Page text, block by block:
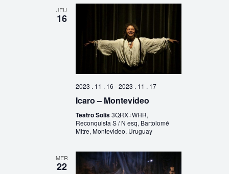
JEU
16
2023 . 11 . 16 -2023 . 11 . 17
Icaro – Montevideo
Teatro Solis3QRX+WHR,
Reconquista S / N esq, Bartolomé
Mitre, Montevideo, Uruguay
MER
22